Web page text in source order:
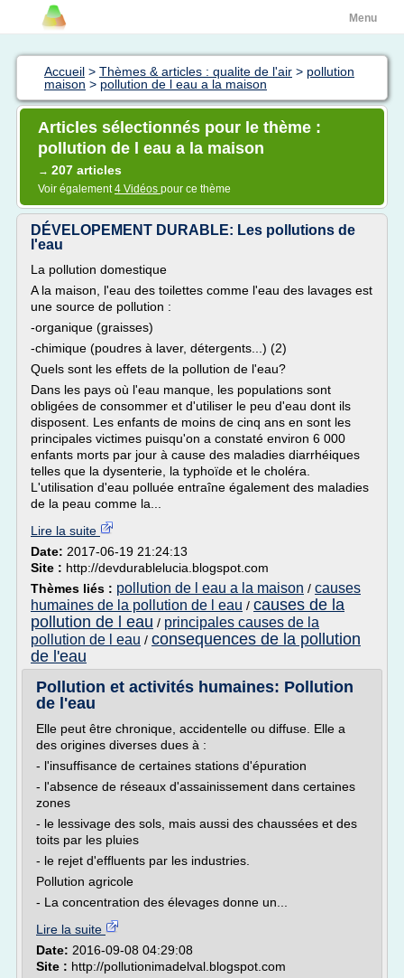
Menu
Accueil > Thèmes & articles : qualite de l'air > pollution
maison > pollution de l eau a la maison
Articles sélectionnés pour le thème :
pollution de l eau a la maison
→ 207 articles
Voir également4 Vidéos pour ce thème
DÉVELOPEMENT DURABLE: Les pollutions de
l'eau
La pollution domestique
A la maison, l'eau des toilettes comme l'eau des lavages est
une source de pollution :
-organique (graisses)
-chimique (poudres à laver, détergents...) (2)
Quels sont les effets de la pollution de l'eau?
Dans les pays où l'eau manque, les populations sont
obligées de consommer et d'utiliser le peu d'eau dont ils
disposent. Les enfants de moins de cinq ans en sont les
principales victimes puisqu'on a constaté environ 6 000
enfants morts par jour à cause des maladies diarrhéiques
telles que la dysenterie, la typhoïde et le choléra.
L'utilisation d'eau polluée entraîne également des maladies
de la peau comme la...
Lire la suite
Date: 2017-06-19 21:24:13
Site : http://devdurablelucia.blogspot.com
Thèmes liés : pollution de l eau a la maison / causes
humaines de la pollution de l eau / causes de la
pollution de l eau / principales causes de la
pollution de l eau / consequences de la pollution
de l'eau
Pollution et activités humaines: Pollution
de l'eau
Elle peut être chronique, accidentelle ou diffuse. Elle a
des origines diverses dues à :
- l'insuffisance de certaines stations d'épuration
- l'absence de réseaux d'assainissement dans certaines
zones
- le lessivage des sols, mais aussi des chaussées et des
toits par les pluies
- le rejet d'effluents par les industries.
Pollution agricole
- La concentration des élevages donne un...
Lire la suite
Date: 2016-09-08 04:29:08
Site : http://pollutionimadelval.blogspot.com